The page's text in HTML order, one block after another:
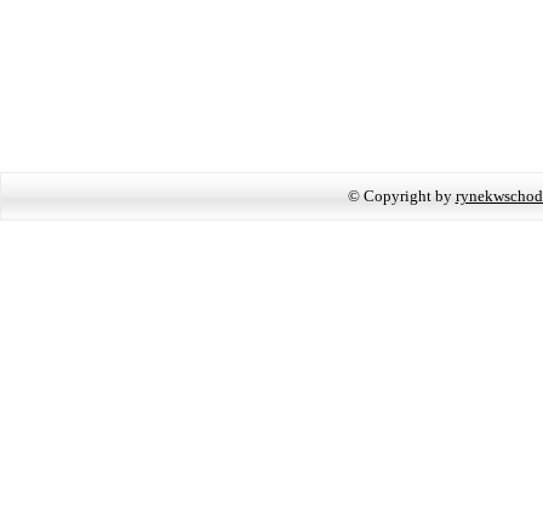
© Copyright by